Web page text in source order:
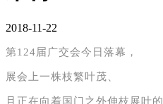
2018-11-22
第124届广交会今日落幕，
展会上一株枝繁叶茂、
且正在向着国门之外伸枝展叶的